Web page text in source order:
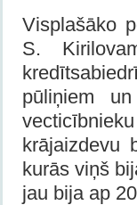
Visplašāko
S.
pūliņiem
krājaizdevu
kurās viņš
jau bija ap